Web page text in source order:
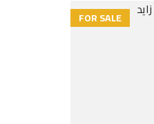
FOR SALE